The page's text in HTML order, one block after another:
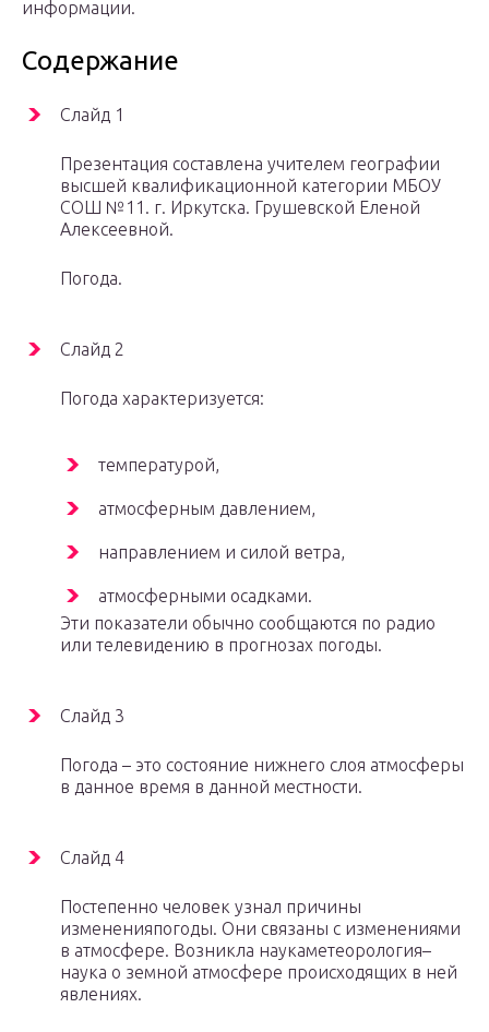
информации.
Содержание
Слайд 1
Презентация составлена учителем географии
высшей квалификационной категории МБОУ
СОШ №11. г. Иркутска. Грушевской Еленой
Алексеевной.
Погода.
Слайд 2
Погода характеризуется:
температурой,
атмосферным давлением,
направлением и силой ветра,
атмосферными осадками.
Эти показатели обычно сообщаются по радио
или телевидению в прогнозах погоды.
Слайд 3
Погода – это состояние нижнего слоя атмосферы
в данное время в данной местности.
Слайд 4
Постепенно человек узнал причины
измененияпогоды. Они связаны с изменениями
в атмосфере. Возникла наукаметеорология–
наука о земной атмосфере происходящих в ней
явлениях.